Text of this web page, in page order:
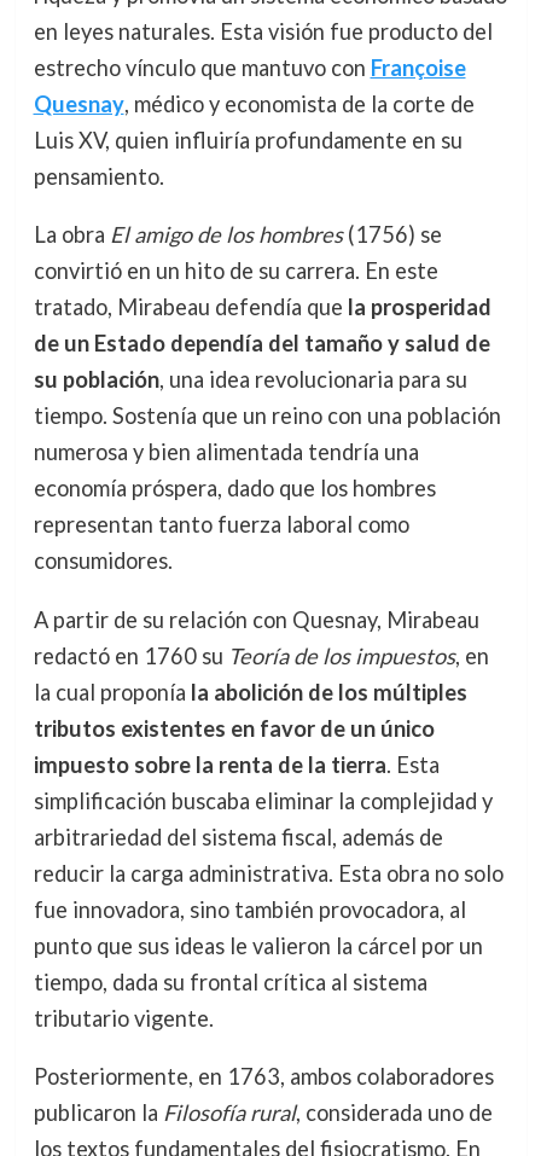
en leyes naturales. Esta visión fue producto del
estrecho vínculo que mantuvo con Françoise
Quesnay, médico y economista de la corte de
Luis XV, quien influiría profundamente en su
pensamiento.
La obra El amigo de los hombres(1756) se
convirtió en un hito de su carrera. En este
tratado, Mirabeau defendía que la prosperidad
de un Estado dependía del tamaño y salud de
su población, una idea revolucionaria para su
tiempo. Sostenía que un reino con una población
numerosa y bien alimentada tendría una
economía próspera, dado que los hombres
representan tanto fuerza laboral como
consumidores.
A partir de su relación con Quesnay, Mirabeau
redactó en 1760 su Teoría de los impuestos, en
la cual proponía la abolición de los múltiples
tributos existentes en favor de un único
impuesto sobre la renta de la tierra. Esta
simplificación buscaba eliminar la complejidad y
arbitrariedad del sistema fiscal, además de
reducir la carga administrativa. Esta obra no solo
fue innovadora, sino también provocadora, al
punto que sus ideas le valieron la cárcel por un
tiempo, dada su frontal crítica al sistema
tributario vigente.
Posteriormente, en 1763, ambos colaboradores
publicaron la Filosofía rural, considerada uno de
los textos fundamentales del fisiocratismo. En